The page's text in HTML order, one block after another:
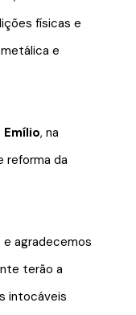
físicas e
e
, na
reforma da
agradecemos
terão a
intocáveis